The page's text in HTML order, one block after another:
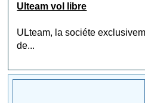
Ulteam vol libre
ULteam, la sociéte
de...